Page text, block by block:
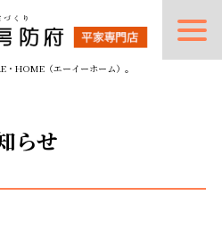
・HOME（エーイーホーム）。
らせ